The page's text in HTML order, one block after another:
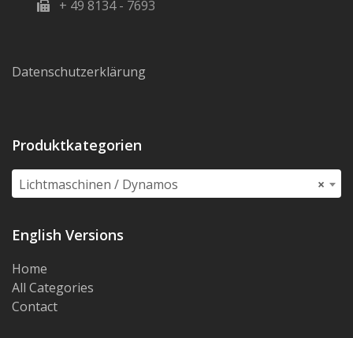
+ 49 8134 - 7693
Datenschutzerklärung
Produktkategorien
×
Lichtmaschinen / Dynamos
English Versions
Home
All Categories
Contact